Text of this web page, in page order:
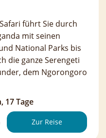
führt Sie durch
mit seinen
National Parks bis
die ganze Serengeti
dem Ngorongoro
17 Tage
Zur Reise